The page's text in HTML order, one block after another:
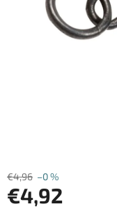
€4,96 –0 %
€4,92